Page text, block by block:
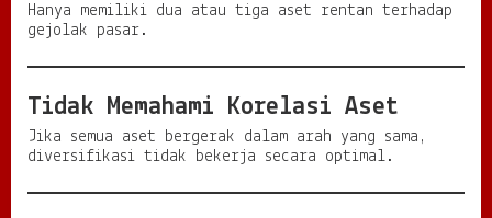
Hanya memiliki dua atau tiga aset rentan terhadap
gejolak pasar.
Tidak Memahami Korelasi Aset
Jika semua aset bergerak dalam arah yang sama,
diversifikasi tidak bekerja secara optimal.